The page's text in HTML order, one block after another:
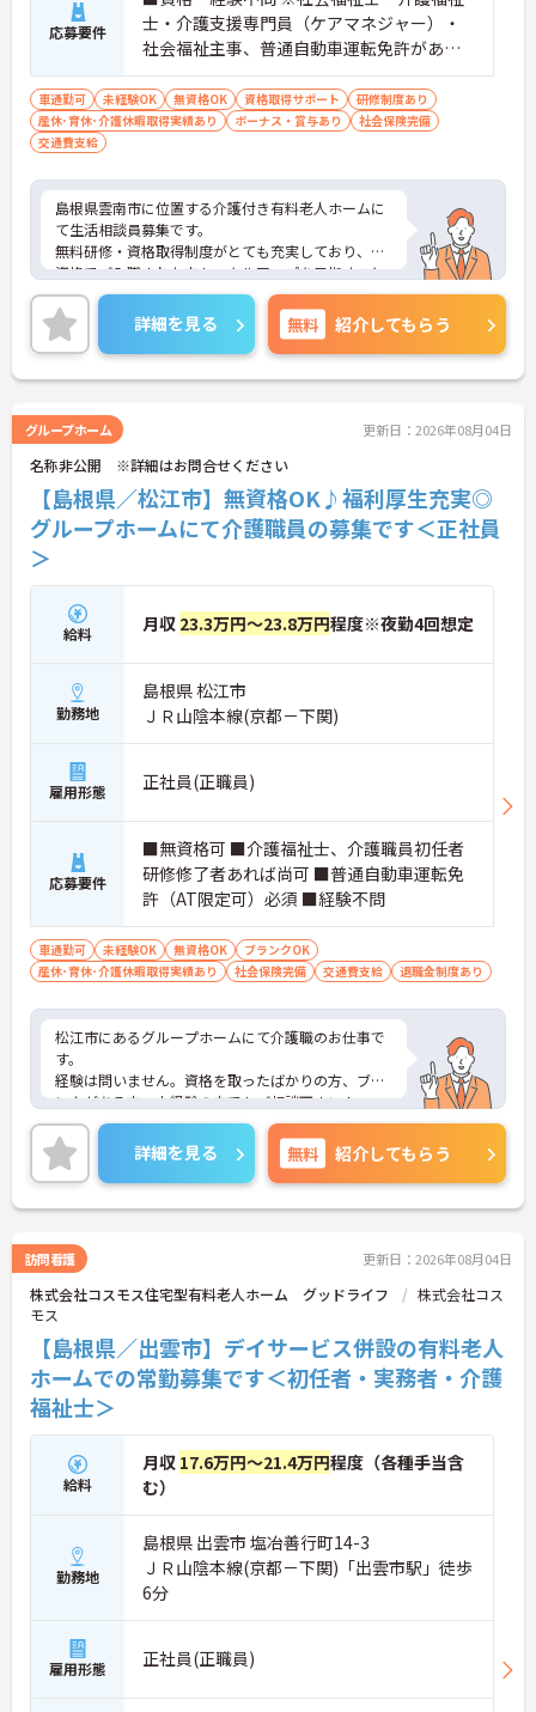
応募要件
士・介護支援専門員（ケアマネジャー）・
社会福祉主事、普通自動車運転免許があれ
ば尚可 ※ブラインドタッチ、Excel・Word
ができれば尚良し（PC技術は入職後指導致
します）
車通勤可 未経験OK 無資格OK 資格取得サポート
研修制度あり
産休･育休･介護休暇取得実績あり
ボーナス・賞与あり
社会保険完備
交通費支給
島根県雲南市に位置する介護付き有料老人ホームに
て生活相談員募集です。
無料研修・資格取得制度がとても充実しており、無
資格でご入職された方もスキルアップを目指すこと
ができます！
ご興味ある方には、面接対策ポイントなど、さらに
詳細をお話しいたしますのでお気軽にご相談くださ
い！
詳細を見る 無料 紹介してもらう
グループホーム 更新日：2026年08月04日
名称非公開 ※詳細はお問合せください
【島根県／松江市】無資格OK♪福利厚生充実◎
グループホームにて介護職員の募集です＜正社員
＞
給料 月収 23.3万円～23.8万円程度※夜勤4回想定
勤務地
島根県 松江市
ＪＲ山陰本線(京都－下関)
雇用形態 正社員(正職員)
応募要件
■無資格可 ■介護福祉士、介護職員初任者
研修修了者あれば尚可 ■普通自動車運転免
許（AT限定可）必須 ■経験不問
車通勤可 未経験OK 無資格OK
ブランクOK
産休･育休･介護休暇取得実績あり
社会保険完備 交通費支給 退職金制度あり
松江市にあるグループホームにて介護職のお仕事で
す。
経験は問いません。資格を取ったばかりの方、ブラ
ンクがある方、未経験の方でもご相談下さい！
また、残業はございません。オフの時間を満喫出来
て、家事やプライベートとの両立がしやすい職場で
す♪
ご興味がある方は是非一度マイナビまでお問い合わ
せください。さらに詳細などお伝えします！
詳細を見る 無料 紹介してもらう
訪問看護 更新日：2026年08月04日
株式会社コスモス住宅型有料老人ホーム グッドライフ
株式会社コス
モス
【島根県／出雲市】デイサービス併設の有料老人
ホームでの常勤募集です＜初任者・実務者・介護
福祉士＞
給料
月収 17.6万円～21.4万円程度（各種手当含
む）
勤務地
島根県 出雲市 塩冶善行町14-3
ＪＲ山陰本線(京都－下関)「出雲市駅」徒歩
6分
雇用形態 正社員(正職員)